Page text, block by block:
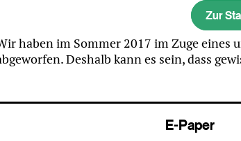
Zur
haben im Sommer 2017 im Zuge eines
Deshalb kann es sein, dass
E-Paper